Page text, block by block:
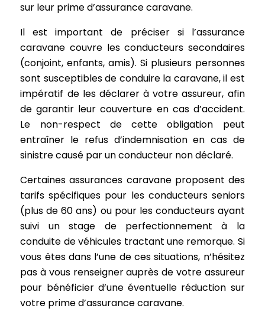
sur leur prime d’assurance caravane.
Il est important de préciser si l’assurance
caravane couvre les conducteurs secondaires
(conjoint, enfants, amis). Si plusieurs personnes
sont susceptibles de conduire la caravane, il est
impératif de les déclarer à votre assureur, afin
de garantir leur couverture en cas d’accident.
Le non-respect de cette obligation peut
entraîner le refus d’indemnisation en cas de
sinistre causé par un conducteur non déclaré.
Certaines assurances caravane proposent des
tarifs spécifiques pour les conducteurs seniors
(plus de 60 ans) ou pour les conducteurs ayant
suivi un stage de perfectionnement à la
conduite de véhicules tractant une remorque. Si
vous êtes dans l’une de ces situations, n’hésitez
pas à vous renseigner auprès de votre assureur
pour bénéficier d’une éventuelle réduction sur
votre prime d’assurance caravane.